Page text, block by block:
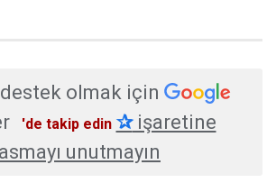
olmak için
'de takip edin ✰işaretine
unutmayın